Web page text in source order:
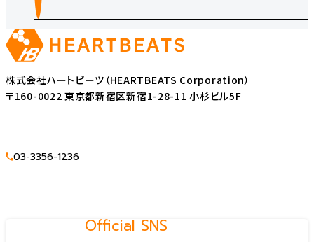
株式会社ハートビーツ（HEARTBEATS Corporation）
〒160-0022 東京都新宿区新宿1-28-11 小杉ビル5F
03-3356-1236
Official SNS